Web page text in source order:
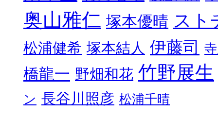
奥山雅仁 塚本優晴 スト
松浦健希 塚本結人 伊藤司
橋龍一 野畑和花 竹野展生
ン 長谷川照彦 松浦千晴